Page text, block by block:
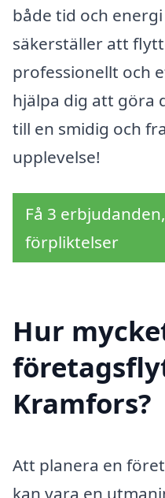
både tid och
säkerställer att
professionellt och
hjälpa dig att göra
till en smidig och
upplevelse!
Få 3
förpliktelser
Hur
Kramfors?
Att planera en
kan vara en